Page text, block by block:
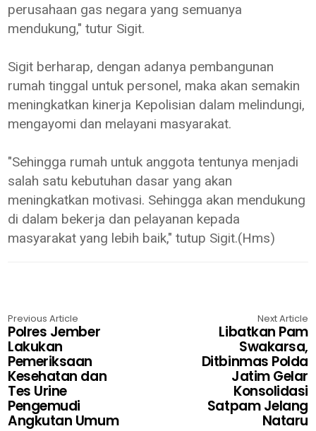
perusahaan gas negara yang semuanya
mendukung," tutur Sigit.
Sigit berharap, dengan adanya pembangunan
rumah tinggal untuk personel, maka akan semakin
meningkatkan kinerja Kepolisian dalam melindungi,
mengayomi dan melayani masyarakat.
"Sehingga rumah untuk anggota tentunya menjadi
salah satu kebutuhan dasar yang akan
meningkatkan motivasi. Sehingga akan mendukung
di dalam bekerja dan pelayanan kepada
masyarakat yang lebih baik," tutup Sigit.(Hms)
Previous Article
Polres Jember
Lakukan
Pemeriksaan
Kesehatan dan
Tes Urine
Pengemudi
Angkutan Umum
Next Article
Libatkan Pam
Swakarsa,
Ditbinmas Polda
Jatim Gelar
Konsolidasi
Satpam Jelang
Nataru